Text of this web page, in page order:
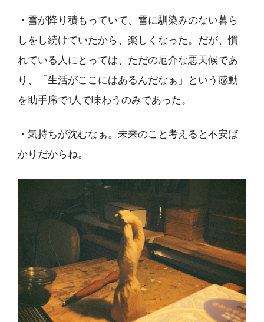
・雪が降り積もっていて、雪に馴染みのない暮ら
しをし続けていたから、楽しくなった。だが、慣
れている人にとっては、ただの厄介な悪天候であ
り、「生活がここにはあるんだなぁ」という感動
を助手席で1人で味わうのみであった。
・気持ちが沈むなぁ。未来のこと考えると不安ば
かりだからね。